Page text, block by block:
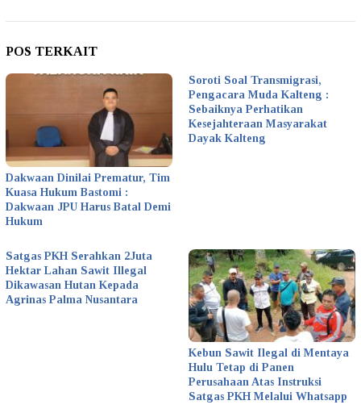
POS TERKAIT
Dakwaan Dinilai Prematur, Tim
Kuasa Hukum Bastomi :
Dakwaan JPU Harus Batal Demi
Hukum
Soroti Soal Transmigrasi,
Pengacara Muda Kalteng :
Sebaiknya Perhatikan
Kesejahteraan Masyarakat
Dayak Kalteng
Satgas PKH Serahkan 2Juta
Hektar Lahan Sawit Illegal
Dikawasan Hutan Kepada
Agrinas Palma Nusantara
Kebun Sawit Ilegal di Mentaya
Hulu Tetap di Panen
Perusahaan Atas Instruksi
Satgas PKH Melalui Whatsapp